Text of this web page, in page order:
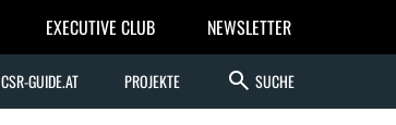
EXECUTIVE CLUB NEWSLETTER
CSR-GUIDE.AT PROJEKTE search SUCHE